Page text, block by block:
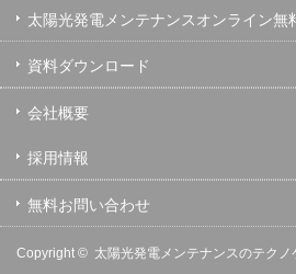
太陽光発電メンテナンスオンライン無
資料ダウンロード
会社概要
採用情報
無料お問い合わせ
Copyright © 太陽光発電メンテナンスのテク